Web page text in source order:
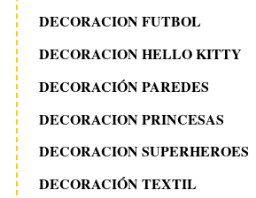
DECORACION FUTBOL
DECORACION HELLO KITTY
DECORACIÓN PAREDES
DECORACION PRINCESAS
DECORACION SUPERHEROES
DECORACIÓN TEXTIL